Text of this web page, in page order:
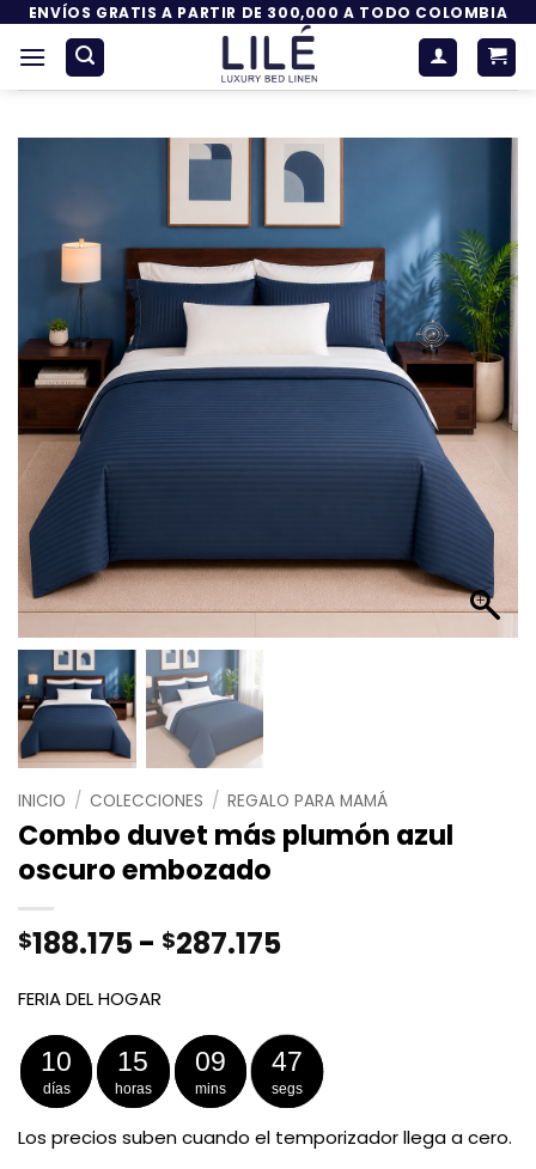
Saltar
contenido
ENVÍOS GRATIS A PARTIR DE 300,000 A TODO COLOMBIA
INICIO / COLECCIONES / REGALO PARA MAMÁ
Combo duvet más plumón azul
oscuro embozado
$188.175- $287.175Rango
desde
$188.175
hasta
$287.175
FERIA DEL HOGAR
10
días
15
horas
09
mins
47
segs
Los precios suben cuando el temporizador llega a cero.